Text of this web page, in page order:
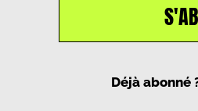
Déjà abonné